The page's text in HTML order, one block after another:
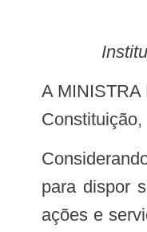
A MINISTRA DE ESTADO DA SAÚDE, no uso das atribuições que lhe conferem os incisos I e II do parágrafo único do art. 87 da
Constituição,
Considerando a Lei Complementar nº. 141, de 13 de janeiro de 2012 que regulamenta o § 3º do art. 198 da Constituição Federal
para dispor
ações e